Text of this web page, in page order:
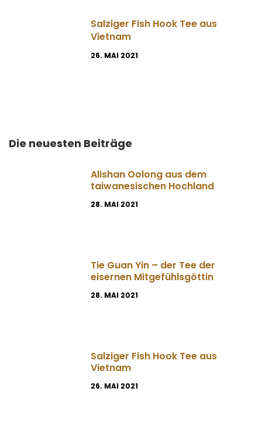
Salziger Fish Hook Tee aus
Vietnam
26. MAI 2021
Die neuesten Beiträge
Alishan Oolong aus dem
taiwanesischen Hochland
28. MAI 2021
Tie Guan Yin – der Tee der
eisernen Mitgefühlsgöttin
28. MAI 2021
Salziger Fish Hook Tee aus
Vietnam
26. MAI 2021